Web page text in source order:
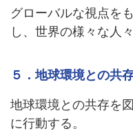
グローバルな視点を
し、世界の様々な人
５．地球環境との共
地球環境との共存を
に行動する。